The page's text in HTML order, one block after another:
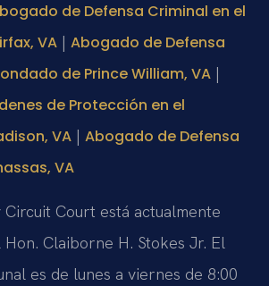
de Defensa Criminal en el
VA | Abogado de Defensa
de Prince William, VA |
de Protección en el
VA | Abogado de Defensa
VA
Circuit Court está actualmente
Claiborne H. Stokes Jr. El
es de lunes a viernes de 8:00